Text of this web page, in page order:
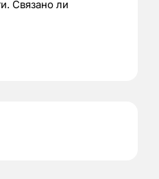
Связано ли